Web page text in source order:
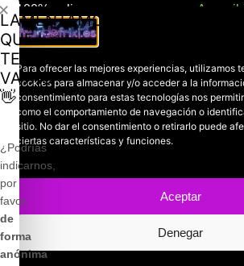
Para ofrecer las mejores experiencias, utilizamos
cookies para almacenar y/o acceder a la
consentimiento para estas tecnologías nos
como el comportamiento de navegación o
sitio. No dar el consentimiento o retirarlo puede
ciertas características y funciones.
Aceptar
Denegar
100% online
Manresa (08241), Barcelona
Chat Whatsapp (solo texto):
+34 689 800 662
Correo:
contacto@mundofriki.es
Política
Copyright © 2022-2026 Mundofriki.es
Casadejús Pérez
LAMENTAMOS
QUE
TE
VAYAS
👋
¿Podrías
indicarnos,
por
favor,
de
forma
anónima